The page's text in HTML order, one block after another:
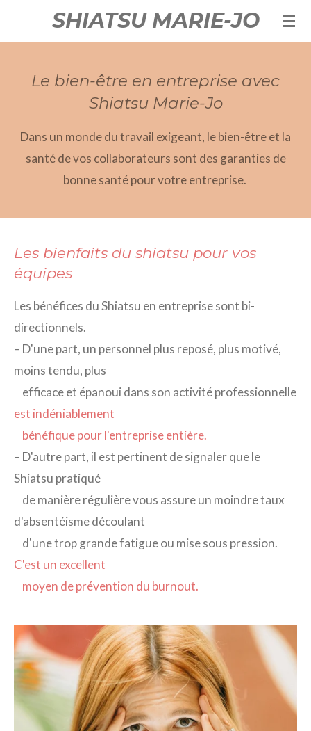
au
principal
SHIATSU MARIE-JO
Le bien-être en entreprise avec
Shiatsu Marie-Jo
Dans un monde du travail exigeant, le bien-être et la
santé de vos collaborateurs sont des garanties de
bonne santé pour votre entreprise.
Les bienfaits du shiatsu pour vos
équipes
Les bénéfices du Shiatsu en entreprise sont bi-
directionnels.
– D'une part, un personnel plus reposé, plus motivé,
moins tendu, plus
efficace et épanoui dans son activité professionnelle
est indéniablement
bénéfique pour l'entreprise entière.
– D'autre part, il est pertinent de signaler que le
Shiatsu pratiqué
de manière régulière vous assure un moindre taux
d'absentéisme découlant
d'une trop grande fatigue ou mise sous pression.
C'est un excellent
moyen de prévention du burnout.